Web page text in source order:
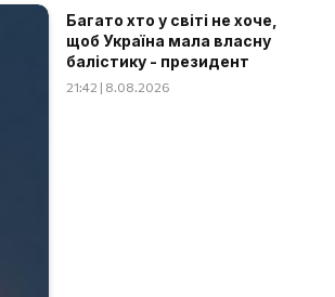
Багато хто у світі не хоче,
щоб Україна мала власну
балістику - президент
21:42 | 8.08.2026